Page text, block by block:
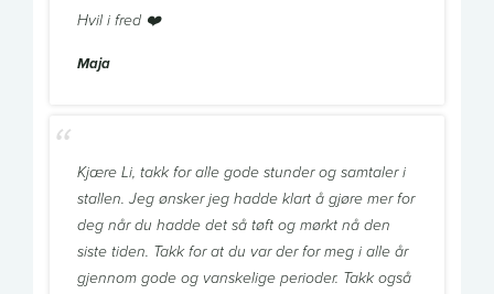
Hvil i fred ❤️
Maja
Kjære Li, takk for alle gode stunder og samtaler i
stallen. Jeg ønsker jeg hadde klart å gjøre mer for
deg når du hadde det så tøft og mørkt nå den
siste tiden. Takk for at du var der for meg i alle år
gjennom gode og vanskelige perioder. Takk også